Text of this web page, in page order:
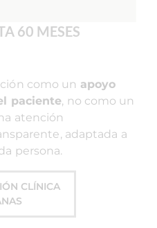
60 MESES
como un apoyo
paciente, no como un
atención
adaptada a
persona.
CLÍNICA